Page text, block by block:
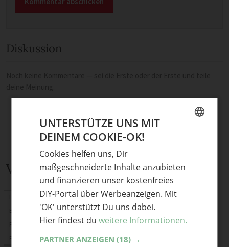
Diskussion
Verwandte Themen
Frühlingsdeko
Basteln Frühling
Frühlingsblumen
Frühlingskranz
UNTERSTÜTZE UNS MIT
DEINEM COOKIE-OK!
Cookies helfen uns, Dir
maßgeschneiderte Inhalte anzubieten
und finanzieren unser kostenfreies
DIY-Portal über Werbeanzeigen. Mit
'OK' unterstützt Du uns dabei.
Hier findest du weitere Informationen.
PARTNER ANZEIGEN (18) →